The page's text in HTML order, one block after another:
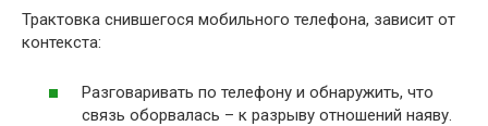
Трактовка снившегося мобильного телефона, зависит от
контекста:
Разговаривать по телефону и обнаружить, что
связь оборвалась – к разрыву отношений наяву.